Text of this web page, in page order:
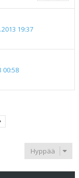
19:37
00:58
Hyppää